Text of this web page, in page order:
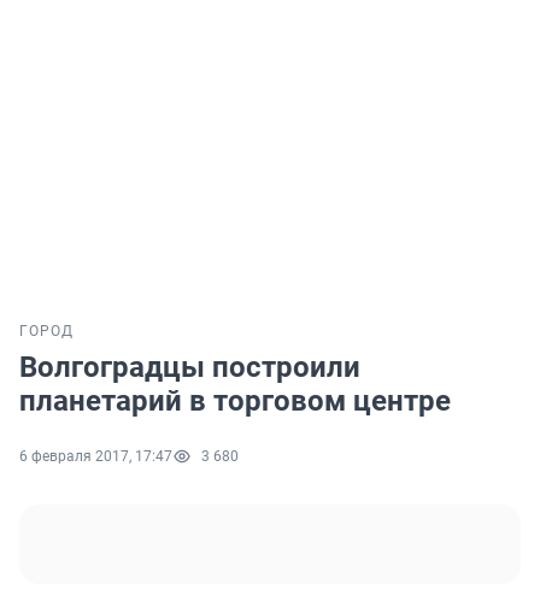
ГОРОД
Волгоградцы построили
планетарий в торговом центре
6 февраля 2017, 17:47 3 680